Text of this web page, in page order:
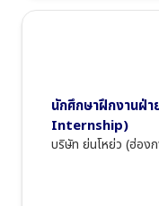
Conduct sales
business
and Project
customers.
Manage the
contract closing
นักศึกษาฝึกงานฝ่
Internship)
บริษัท ย่นโหย่ว (ฮ่อง
สนับสนุนทีม